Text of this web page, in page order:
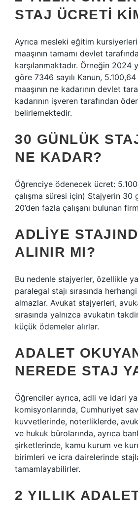
STAJ ÜCRETI
Ayrıca mesleki eğitim
maaşının tamamı devlet
karşılanmaktadır. Örneğin 2024
göre 7346 sayılı Kanun,
maaşının ne kadarının devlet
kadarının işveren tarafından
belirlemektedir.
30 GÜNLÜK
NE KADAR?
Öğrenciye ödenecek ücret:
çalışma süresi için) Stajyerin 30
20’den fazla çalışanı bulunan
ADLIYE
ALINIR MI?
Bu nedenle stajyerler, özellikle
paralegal stajı sırasında
almazlar. Avukat stajyerleri,
sırasında yalnızca avukatın
küçük ödemeler alırlar.
ADALET
NEREDE STAJ
Öğrenciler ayrıca, adli ve idari
komisyonlarında, Cumhuriyet
kuvvetlerinde, noterliklerde,
ve hukuk bürolarında, ayrıca
şirketlerinde, kamu kurum ve
birimleri ve icra dairelerinde
tamamlayabilirler.
2 YILLIK